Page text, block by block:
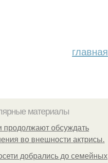
главная
материалы
продолжают обсуждать
во внешности актрисы.
добрались до семейных